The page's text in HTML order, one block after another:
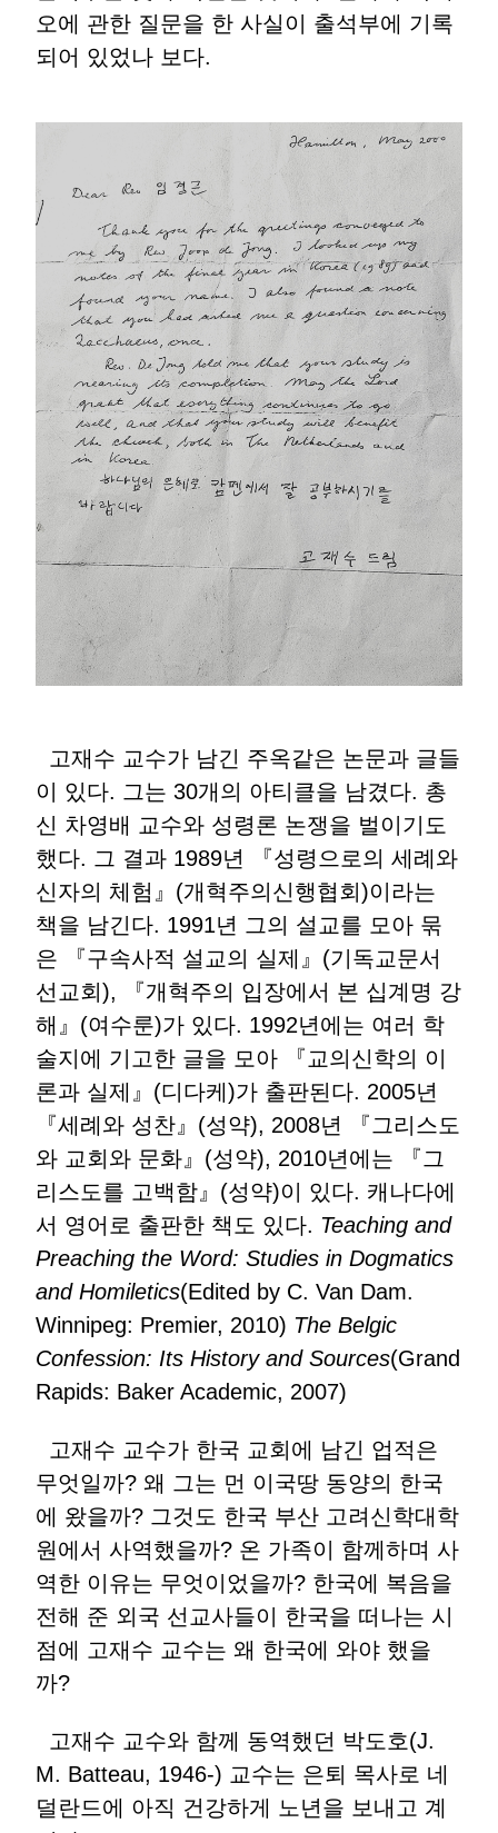
오에 관한 질문을 한 사실이 출석부에 기록
되어 있었나 보다.
고재수 교수가 남긴 주옥같은 논문과 글들
이 있다. 그는 30개의 아티클을 남겼다. 총
신 차영배 교수와 성령론 논쟁을 벌이기도
했다. 그 결과 1989년 『성령으로의 세례와
신자의 체험』(개혁주의신행협회)이라는
책을 남긴다. 1991년 그의 설교를 모아 묶
은 『구속사적 설교의 실제』(기독교문서
선교회), 『개혁주의 입장에서 본 십계명 강
해』(여수룬)가 있다. 1992년에는 여러 학
술지에 기고한 글을 모아 『교의신학의 이
론과 실제』(디다케)가 출판된다. 2005년
『세례와 성찬』(성약), 2008년 『그리스도
와 교회와 문화』(성약), 2010년에는 『그
리스도를 고백함』(성약)이 있다. 캐나다에
서 영어로 출판한 책도 있다. Teaching and
Preaching the Word: Studies in Dogmatics
and Homiletics(Edited by C. Van Dam.
Winnipeg: Premier, 2010) The Belgic
Confession: Its History and Sources(Grand
Rapids: Baker Academic, 2007)
고재수 교수가 한국 교회에 남긴 업적은
무엇일까? 왜 그는 먼 이국땅 동양의 한국
에 왔을까? 그것도 한국 부산 고려신학대학
원에서 사역했을까? 온 가족이 함께하며 사
역한 이유는 무엇이었을까? 한국에 복음을
전해 준 외국 선교사들이 한국을 떠나는 시
점에 고재수 교수는 왜 한국에 와야 했을
까?
고재수 교수와 함께 동역했던 박도호(J.
M. Batteau, 1946-) 교수는 은퇴 목사로 네
덜란드에 아직 건강하게 노년을 보내고 계